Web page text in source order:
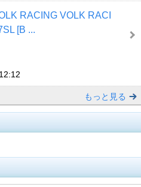
RACING VOLK RACI
[B ...
もっと見る